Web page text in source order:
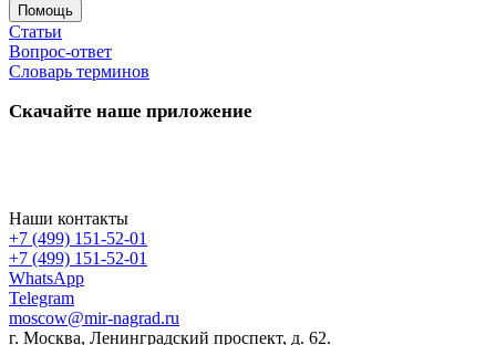
Помощь
Статьи
Вопрос-ответ
Словарь терминов
Скачайте наше приложение
Наши контакты
+7 (499) 151-52-01
+7 (499) 151-52-01
WhatsApp
Telegram
moscow@mir-nagrad.ru
г. Москва, Ленинградский проспект, д. 62.